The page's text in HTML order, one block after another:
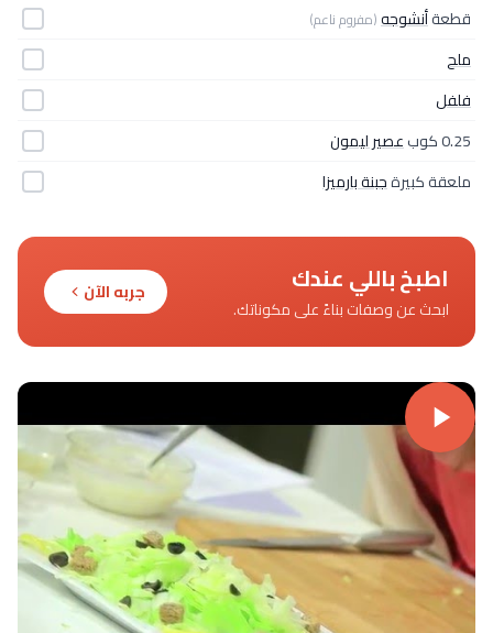
قطعةأنشوجه(مفروم ناعم)
ملح
فلفل
0.25 كوب
عصير ليمون
ملعقة كبيرةجبنة بارميزا
اطبخ باللي عندك
ابحث عن وصفات بناءً على مكوناتك.
جربه الآن